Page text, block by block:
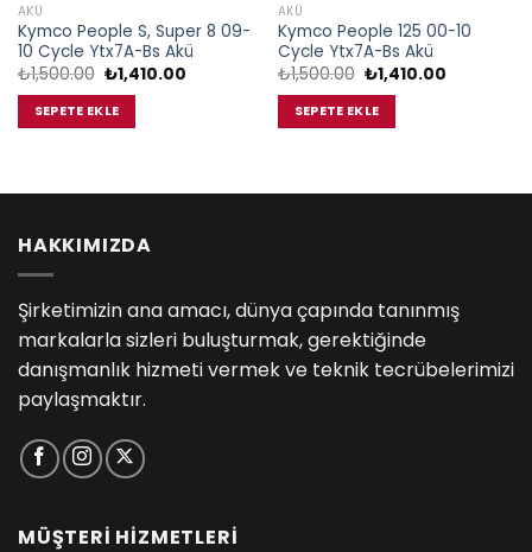
AKÜ
Kymco People S, Super 8 09-
10 Cycle Ytx7A-Bs Akü
₺1,500.00 Orijinal
fiyat:
₺1,500.00.
₺1,410.00Şu
SEPETE EKLE
AKÜ
Kymco People 125 00-10
Cycle Ytx7A-Bs Akü
₺1,500.00 Orijinal
fiyat:
₺1,500.00.
₺1,410.00Şu
SEPETE EKLE
HAKKIMIZDA
Şirketimizin ana amacı, dünya çapında tanınmış
markalarla sizleri buluşturmak, gerektiğinde
danışmanlık hizmeti vermek ve teknik tecrübelerimizi
paylaşmaktır.
MÜŞTERİ HİZMETLERİ